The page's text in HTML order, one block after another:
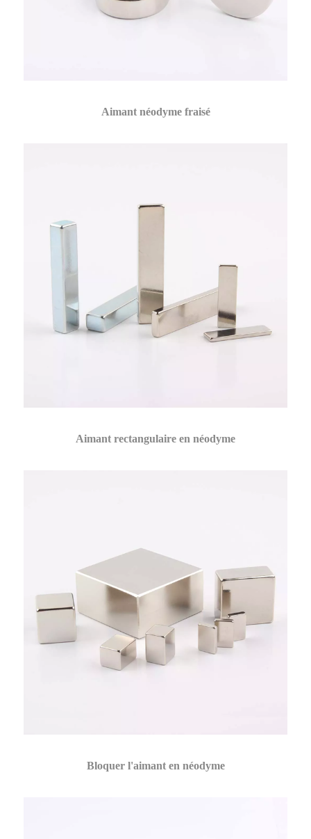
Aimant néodyme fraisé
Aimant rectangulaire en néodyme
Bloquer l'aimant en néodyme